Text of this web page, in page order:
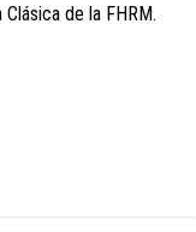
de la FHRM.